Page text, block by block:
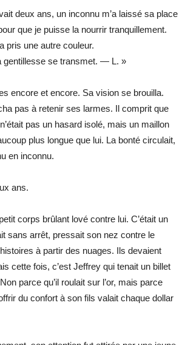
deux ans, un inconnu m’a laissé sa place
que je puisse la nourrir tranquillement.
pris une autre couleur.
gentillesse se transmet. — L. »
encore et encore. Sa vision se brouilla.
pas à retenir ses larmes. Il comprit que
pas un hasard isolé, mais un maillon
plus longue que lui. La bonté circulait,
en inconnu.
ans.
corps brûlant lové contre lui. C’était un
sans arrêt, pressait son nez contre le
à partir des nuages. Ils devaient
cette fois, c’est Jeffrey qui tenait un billet
parce qu’il roulait sur l’or, mais parce
du confort à son fils valait chaque dollar